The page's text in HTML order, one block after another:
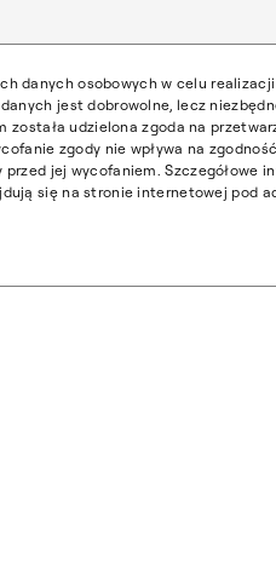
danych osobowych w celu
jest dobrowolne, lecz
została udzielona zgoda na
zgody nie wpływa na
jej wycofaniem. Szczegółowe
się na stronie internetowej pod